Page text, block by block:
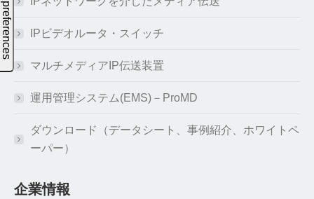
IPビデオルータ・スイッチ
マルチメディアIP伝送装置
運用管理システム(EMS)－ProMD
ダウンロード（データシート、事例紹介、ホワイトペ
ーパー）
企業情報